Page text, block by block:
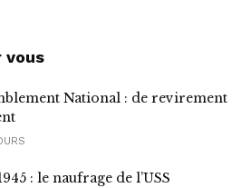
vous
National : de revirement
: le naufrage de l’USS